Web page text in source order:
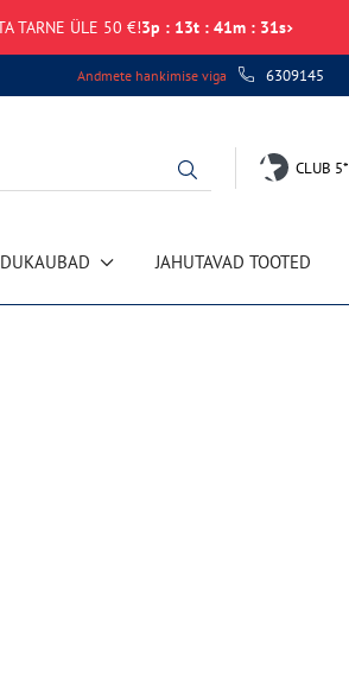
TARNE ÜLE 50 €!3p : 13t : 41m : 31s
Andmete hankimise viga 6309145
CLUB 5*
JAHUTAVAD TOOTED